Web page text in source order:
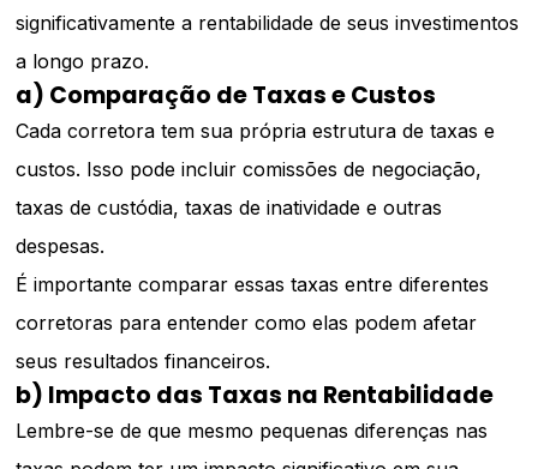
significativamente a rentabilidade de seus investimentos
a longo prazo.
a) Comparação de Taxas e Custos
Cada corretora tem sua própria estrutura de taxas e
custos. Isso pode incluir comissões de negociação,
taxas de custódia, taxas de inatividade e outras
despesas.
É importante comparar essas taxas entre diferentes
corretoras para entender como elas podem afetar
seus resultados financeiros.
b) Impacto das Taxas na Rentabilidade
Lembre-se de que mesmo pequenas diferenças nas